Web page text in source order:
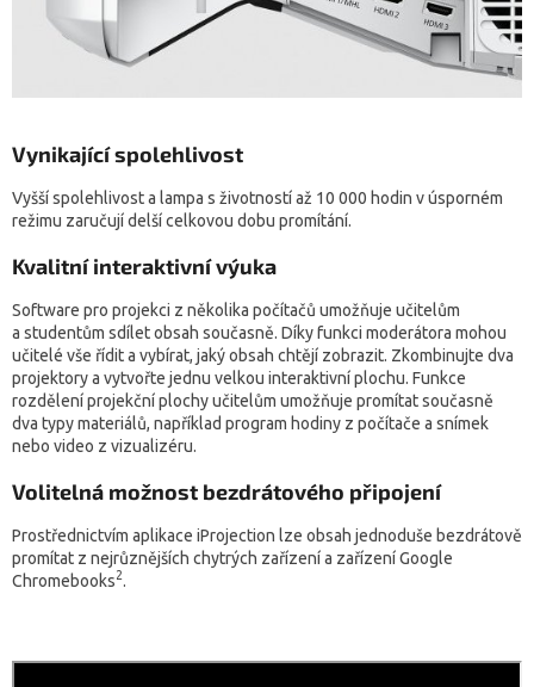
Vynikající spolehlivost
Vyšší spolehlivost a lampa s životností až 10 000 hodin v úsporném
režimu zaručují delší celkovou dobu promítání.
Kvalitní interaktivní výuka
Software pro projekci z několika počítačů umožňuje učitelům
a studentům sdílet obsah současně. Díky funkci moderátora mohou
učitelé vše řídit a vybírat, jaký obsah chtějí zobrazit. Zkombinujte dva
projektory a vytvořte jednu velkou interaktivní plochu. Funkce
rozdělení projekční plochy učitelům umožňuje promítat současně
dva typy materiálů, například program hodiny z počítače a snímek
nebo video z vizualizéru.
Volitelná možnost bezdrátového připojení
Prostřednictvím aplikace iProjection lze obsah jednoduše bezdrátově
promítat z nejrůznějších chytrých zařízení a zařízení Google
Chromebooks2.